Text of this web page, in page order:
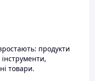
продукти
товари.